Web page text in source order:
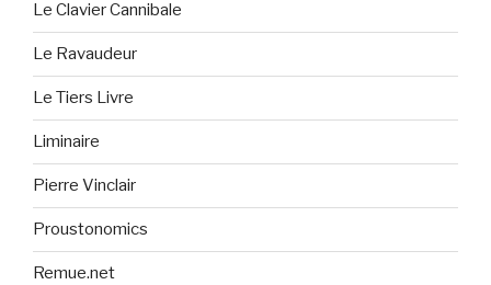
Le Clavier Cannibale
Le Ravaudeur
Le Tiers Livre
Liminaire
Pierre Vinclair
Proustonomics
Remue.net